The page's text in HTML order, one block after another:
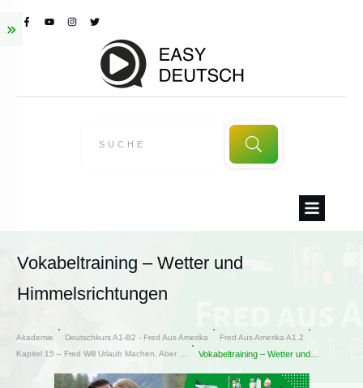
Vokabeltraining – Wetter und
Himmelsrichtungen
Akademie Deutschkurs A1-B2 - Fred Aus Amerika
Fred Aus Amerika A1.2
Kapitel 15 – Fred Will Urlaub Machen, Aber …